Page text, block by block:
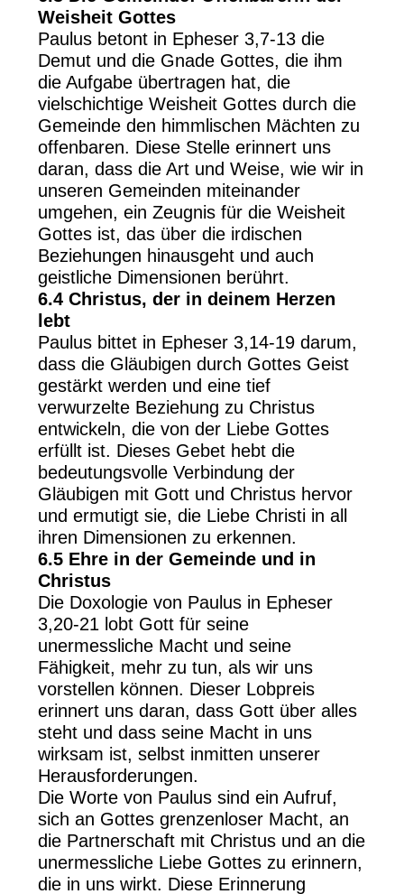
Weisheit Gottes
Paulus betont in Epheser 3,7-13 die
Demut und die Gnade Gottes, die ihm
die Aufgabe übertragen hat, die
vielschichtige Weisheit Gottes durch die
Gemeinde den himmlischen Mächten zu
offenbaren. Diese Stelle erinnert uns
daran, dass die Art und Weise, wie wir in
unseren Gemeinden miteinander
umgehen, ein Zeugnis für die Weisheit
Gottes ist, das über die irdischen
Beziehungen hinausgeht und auch
geistliche Dimensionen berührt.
6.4 Christus, der in deinem Herzen
lebt
Paulus bittet in Epheser 3,14-19 darum,
dass die Gläubigen durch Gottes Geist
gestärkt werden und eine tief
verwurzelte Beziehung zu Christus
entwickeln, die von der Liebe Gottes
erfüllt ist. Dieses Gebet hebt die
bedeutungsvolle Verbindung der
Gläubigen mit Gott und Christus hervor
und ermutigt sie, die Liebe Christi in all
ihren Dimensionen zu erkennen.
6.5 Ehre in der Gemeinde und in
Christus
Die Doxologie von Paulus in Epheser
3,20-21 lobt Gott für seine
unermessliche Macht und seine
Fähigkeit, mehr zu tun, als wir uns
vorstellen können. Dieser Lobpreis
erinnert uns daran, dass Gott über alles
steht und dass seine Macht in uns
wirksam ist, selbst inmitten unserer
Herausforderungen.
Die Worte von Paulus sind ein Aufruf,
sich an Gottes grenzenloser Macht, an
die Partnerschaft mit Christus und an die
unermessliche Liebe Gottes zu erinnern,
die in uns wirkt. Diese Erinnerung